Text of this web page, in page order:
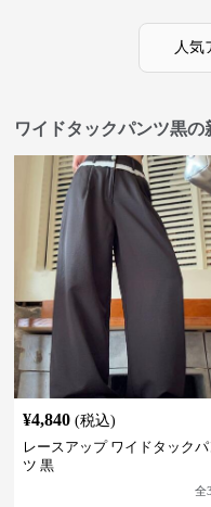
人気
ワイドタックパンツ黒の
¥4,840 (税込)
レースアップ ワイドタックパ
ツ 黒
全3